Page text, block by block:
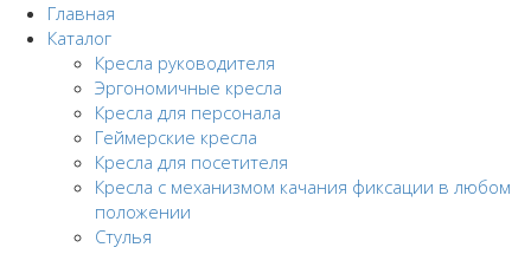
Главная
Каталог
Кресла руководителя
Эргономичные кресла
Кресла для персонала
Геймерские кресла
Кресла для посетителя
Кресла с механизмом качания фиксации в любом
положении
Стулья